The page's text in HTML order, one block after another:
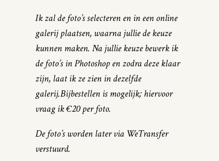
Ik zal de foto’s selecteren en in een online
galerij plaatsen, waarna jullie de keuze
kunnen maken. Na jullie keuze bewerk ik
de foto’s in Photoshop en zodra deze klaar
zijn, laat ik ze zien in dezelfde
galerij.Bijbestellen is mogelijk; hiervoor
vraag ik €20 per foto.
De foto’s worden later via WeTransfer
verstuurd.